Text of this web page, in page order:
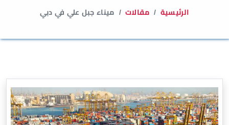
الرئيسية مقالات ميناء جبل علي في دبي